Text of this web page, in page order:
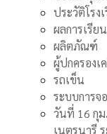
ประวัติโรง
ผลการเรียน
ผลิตภัณฑ์
ผู้ปกครองเ
รถเข็น
ระบบการจ
วันที่ 16 กุม
เนตรนารี